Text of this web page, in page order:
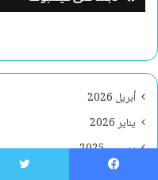
أبريل 2026
يناير 2026
ديسمبر 2025
نوفمبر 2025